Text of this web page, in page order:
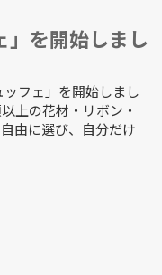
」を開始しまし
フェ」を開始しまし
上の花材・リボン・
由に選び、自分だけ